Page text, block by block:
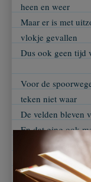
heen en weer
Maar er is met
vlokje gevallen
Dus ook geen tijd
Voor de
teken niet waar
De velden bleven
En dat ging ook
Dus is de
Vlug een maand